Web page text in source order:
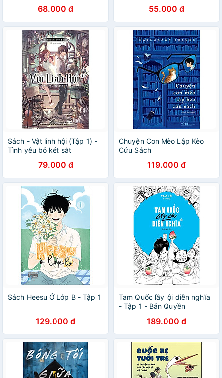
68.000 đ 55.000 đ
Sách - Vật linh hội (Tập 1) -
Tình yêu bỏ két sắt
79.000 đ
Chuyện Con Mèo Lập Kèo
Cứu Sách
119.000 đ
Sách Heesu Ở Lớp B - Tập 1
129.000 đ
Tam Quốc lầy lội diễn nghĩa
- Tập 1 - Bản Quyền
189.000 đ